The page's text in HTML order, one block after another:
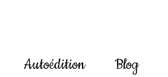
Autoédition Blog